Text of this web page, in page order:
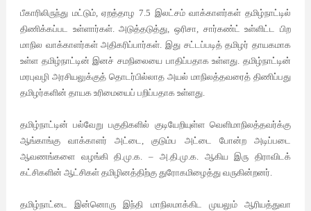
பீகாரிலிருந்து மட்டும், ஏறத்தாழ 7.5 இலட்சம் வாக்காளர்கள் தமிழ்நாட்டில்
திணிக்கப்பட உள்ளார்கள். அடுத்தடுத்து, ஒரிசா, சார்கண்ட் உள்ளிட்ட பிற
மாநில வாக்காளர்கள் அதிகரிப்பார்கள். இது சட்டப்படித் தமிழர் தாயகமாக
உள்ள தமிழ்நாட்டின் இனச் சமநிலையை பாதிப்பதாக உள்ளது. தமிழ்நாட்டின்
மரபுவழி அரசியலுக்குத் தொடர்பில்லாத அயல் மாநிலத்தவரைத் திணிப்பது
தமிழர்களின் தாயக உரிமையைப் பறிப்பதாக உள்ளது.
தமிழ்நாட்டின் பல்வேறு பகுதிகளில் குடியேறியுள்ள வெளிமாநிலத்தவர்க்கு
ஆங்காங்கு வாக்காளர் அட்டை, குடும்ப அட்டை போன்ற அடிப்படை
ஆவணங்களை வழங்கி தி.மு.க. – அ.தி.மு.க. ஆகிய இரு திராவிடக்
கட்சிகளின் ஆட்சிகள் தமிழினத்திற்கு துரோகமிழைத்து வருகின்றனர்.
தமிழ்நாட்டை இன்னொரு இந்தி மாநிலமாக்கிட முயலும் ஆரியத்துவா